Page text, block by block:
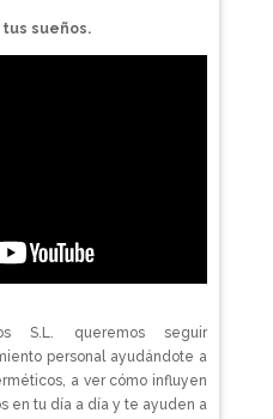
sueños.
S.L. queremos seguir
personal ayudándote a
a ver cómo influyen
en tu día a día y te ayuden a